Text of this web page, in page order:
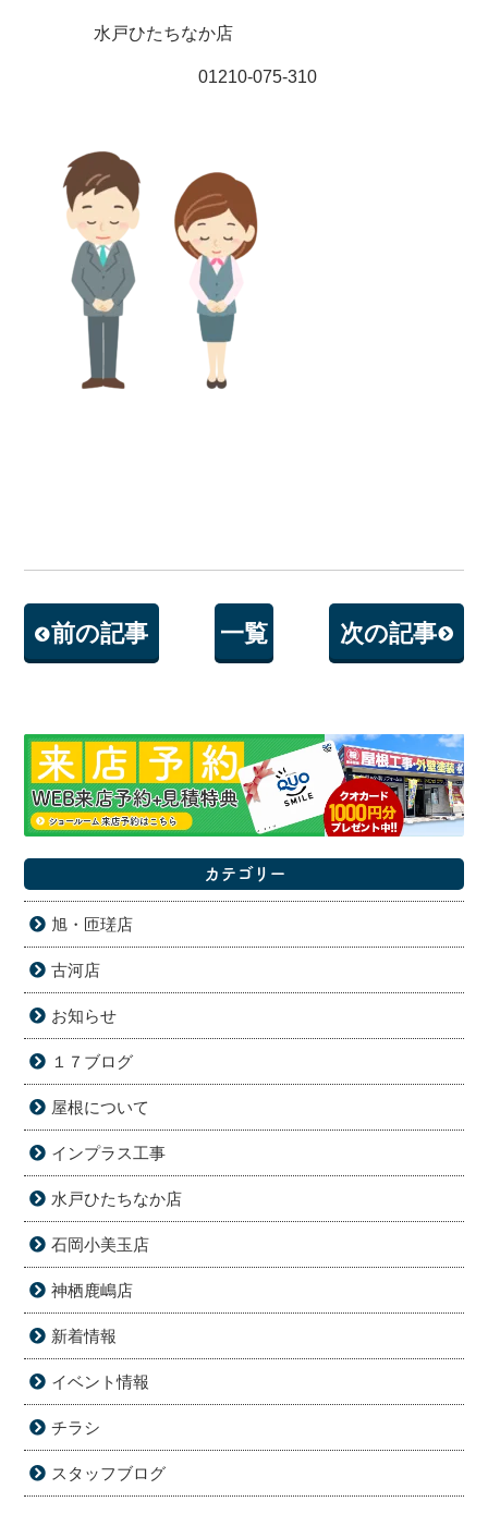
水戸ひたちなか店
01210-075-310
前の記事 一覧 次の記事
カテゴリー
旭・匝瑳店
古河店
お知らせ
１７ブログ
屋根について
インプラス工事
水戸ひたちなか店
石岡小美玉店
神栖鹿嶋店
新着情報
イベント情報
チラシ
スタッフブログ